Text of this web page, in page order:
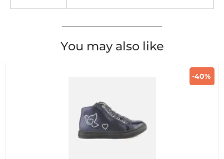
You may also like
-40%